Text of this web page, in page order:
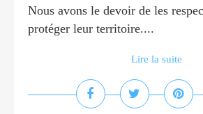
Nous avons le devoir de les
protéger leur territoire....
Lire la suite